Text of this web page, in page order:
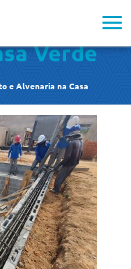
e
Verde
e Alvenaria na Casa